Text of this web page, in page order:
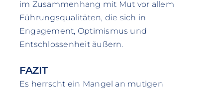
im Zusammenhang mit Mut vor allem
Führungsqualitäten, die sich in
Engagement, Optimismus und
Entschlossenheit äußern.
FAZIT
Es herrscht ein Mangel an mutigen